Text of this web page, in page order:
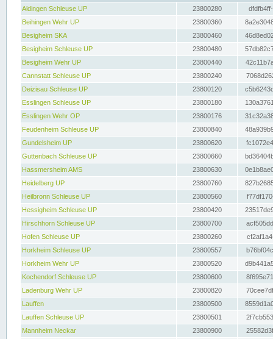
Aldingen Schleuse UP
23800280
Beihingen Wehr UP
23800360
Besigheim SKA
23800460
Besigheim Schleuse UP
23800480
Besigheim Wehr UP
23800440
Cannstatt Schleuse UP
23800240
Deizisau Schleuse UP
23800120
Esslingen Schleuse UP
23800180
Esslingen Wehr OP
23800176
Feudenheim Schleuse UP
23800840
Gundelsheim UP
23800620
Guttenbach Schleuse UP
23800660
Hassmersheim AMS
23800630
Heidelberg UP
23800760
Heilbronn Schleuse UP
23800560
Hessigheim Schleuse UP
23800420
Hirschhorn Schleuse UP
23800700
Hofen Schleuse UP
23800260
Horkheim Schleuse UP
23800557
Horkheim Wehr UP
23800520
Kochendorf Schleuse UP
23800600
Ladenburg Wehr UP
23800820
Lauffen
23800500
Lauffen Schleuse UP
23800501
Mannheim Neckar
23800900